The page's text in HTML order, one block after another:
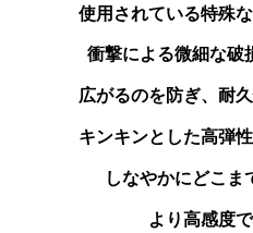
使用されている特殊
衝撃による微細な破
広がるのを防ぎ、耐
キンキンとした高弾
しなやかにどこま
より高感度